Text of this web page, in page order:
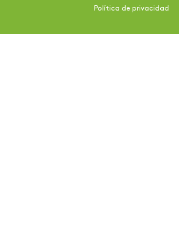
Política de privacidad